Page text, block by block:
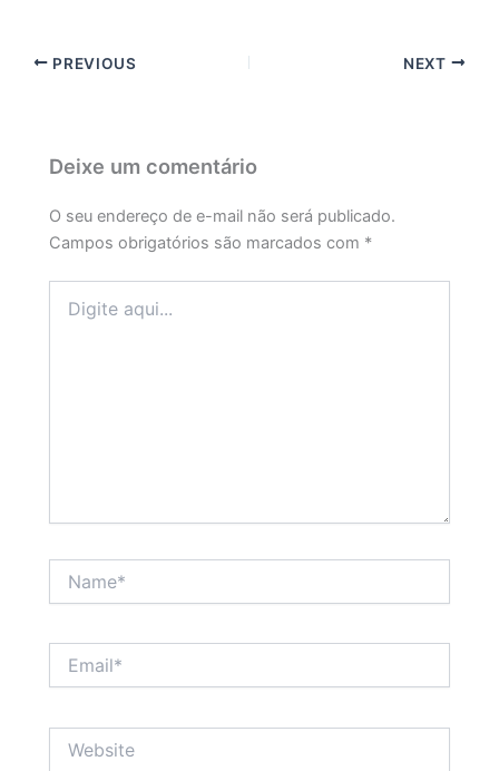
PREVIOUS NEXT
Deixe um comentário
O seu endereço de e-mail não será publicado.
Campos obrigatórios são marcados com *
aqui...